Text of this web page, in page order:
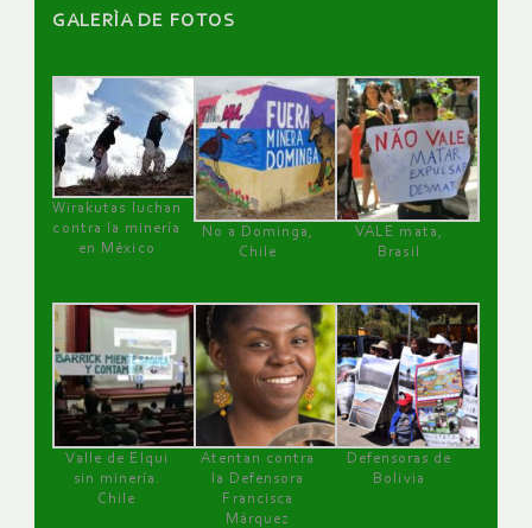
GALERÌA DE FOTOS
Wirakutas luchan
contra la minería
en México
No a Dominga,
Chile
VALE mata,
Brasil
Valle de Elqui
sin minería.
Chile
Atentan contra
la Defensora
Francisca
Márquez
Defensoras de
Bolivia